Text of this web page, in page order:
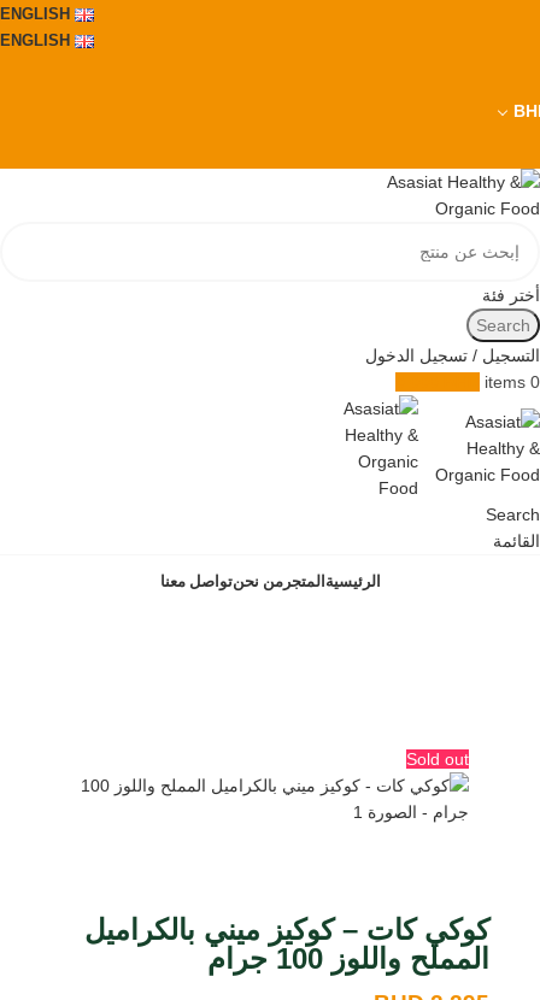
ENGLISH
ENGLISH
أختر فئة
Search
التسجيل / تسجيل الدخول
0
items
Search
القائمة
الرئيسية المتجرمن نحنتواصل معنا
Sold out
كوكي كات – كوكيز ميني بالكراميل
المملح واللوز 100 جرام